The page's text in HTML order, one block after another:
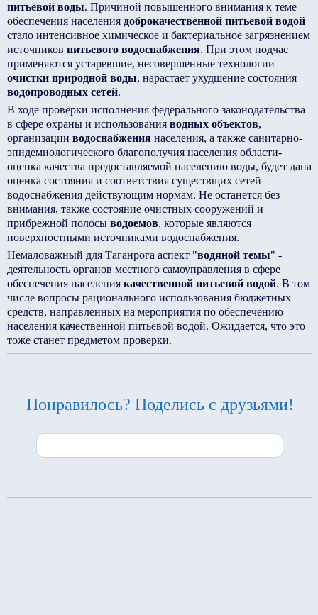
питьевой воды. Причиной повышенного внимания к теме
обеспечения населения доброкачественной питьевой водой
стало интенсивное химическое и бактериальное загрязнением
источников питьевого водоснабжения. При этом подчас
применяются устаревшие, несовершенные технологии
очистки природной воды, нарастает ухудшение состояния
водопроводных сетей.
В ходе проверки исполнения федерального законодательства
в сфере охраны и использования водных объектов,
организации водоснабжения населения, а также санитарно-
эпидемиологического благополучия населения области-
оценка качества предоставляемой населению воды, будет дана
оценка состояния и соответствия существщих сетей
водоснабжения действующим нормам. Не останется без
внимания, также состояние очистных сооружений и
прибрежной полосы водоемов, которые являются
поверхностными источниками водоснабжения.
Немаловажный для Таганрога аспект "водяной темы" -
деятельность органов местного самоуправления в сфере
обеспечения населения качественной питьевой водой. В том
числе вопросы рационального использования бюджетных
средств, направленных на мероприятия по обеспечению
населения качественной питьевой водой. Ожидается, что это
тоже станет предметом проверки.
Понравилось? Поделись с друзьями!